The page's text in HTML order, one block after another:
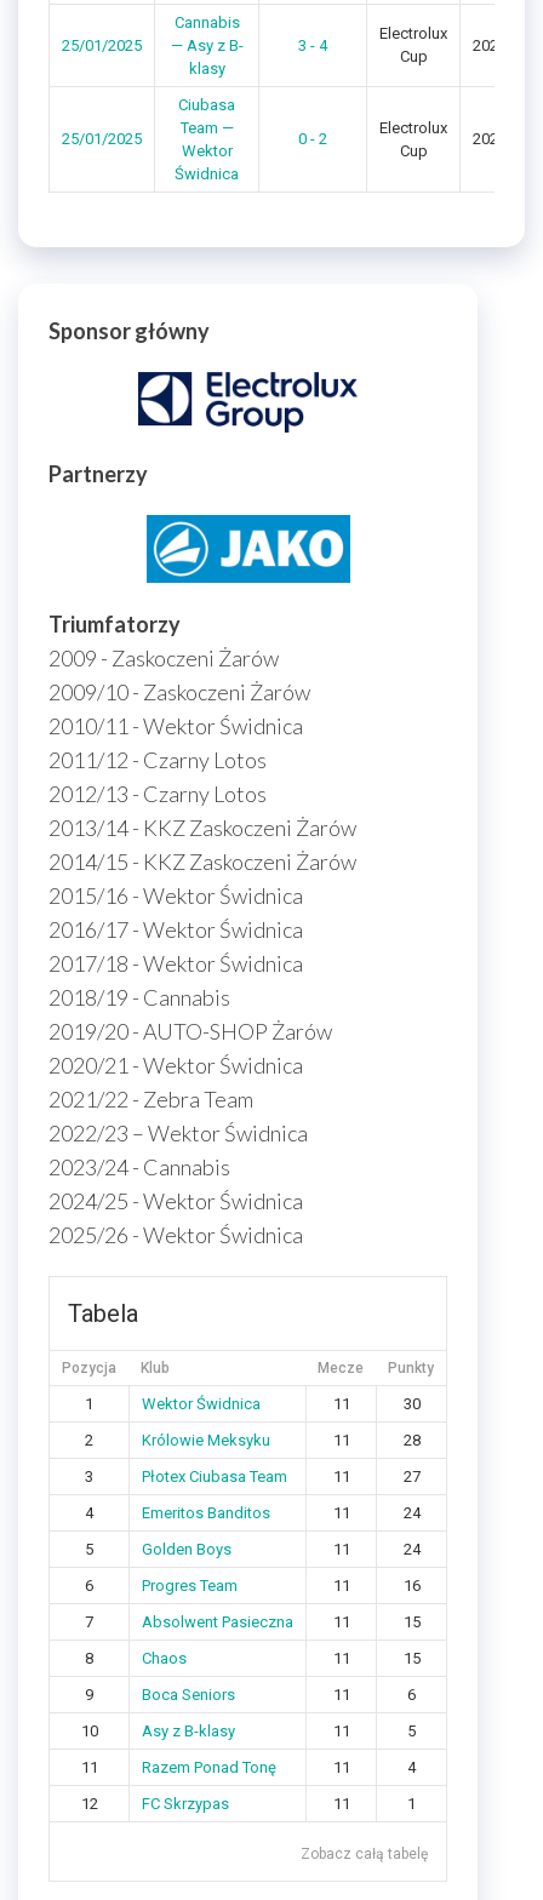
25/01/2025
Cannabis
— Asy z B-
klasy
3 - 4
Electrolux
Cup
2024/
25/01/2025
Ciubasa
Team —
Wektor
Świdnica
0 - 2
Electrolux
Cup
2024/
Sponsor główny
Partnerzy
Triumfatorzy
2009 - Zaskoczeni Żarów
2009/10 - Zaskoczeni Żarów
2010/11 - Wektor Świdnica
2011/12 - Czarny Lotos
2012/13 - Czarny Lotos
2013/14 - KKZ Zaskoczeni Żarów
2014/15 - KKZ Zaskoczeni Żarów
2015/16 - Wektor Świdnica
2016/17 - Wektor Świdnica
2017/18 - Wektor Świdnica
2018/19 - Cannabis
2019/20 - AUTO-SHOP Żarów
2020/21 - Wektor Świdnica
2021/22 - Zebra Team
2022/23 – Wektor Świdnica
2023/24 - Cannabis
2024/25 - Wektor Świdnica
2025/26 - Wektor Świdnica
Tabela
Pozycja Klub Mecze Punkty
1 Wektor Świdnica 11
30
2
Królowie Meksyku 11
28
3
Płotex Ciubasa Team 11
27
4
Emeritos Banditos 11
24
5
Golden Boys 11
24
6
Progres Team 11
16
7
Absolwent Pasieczna 11
15
8
Chaos 11
15
9
Boca Seniors 11
6
10
Asy z B-klasy 11
5
11
Razem Ponad Tonę 11
4
12
FC Skrzypas 11 1
Zobacz całą tabelę